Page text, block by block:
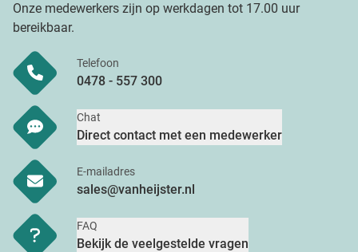
Onze medewerkers zijn op werkdagen tot 17.00 uur
bereikbaar.
Telefoon
0478 - 557 300
Chat
Direct contact met een medewerker
E-mailadres
sales@vanheijster.nl
FAQ
Bekijk de veelgestelde vragen